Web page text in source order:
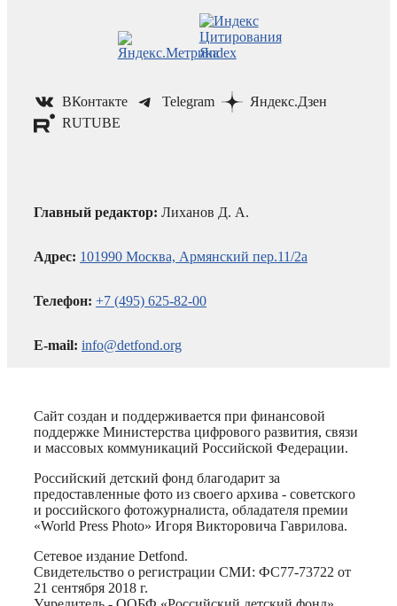
ВКонтакте Telegram
Яндекс.Дзен
RUTUBE
Главный редактор: Лиханов Д. А.
Адрес: 101990 Москва, Армянский пер.11/2а
Телефон: +7 (495) 625-82-00
E-mail: info@detfond.org
Сайт создан и поддерживается при финансовой
поддержке Министерства цифрового развития, связи
и массовых коммуникаций Российской Федерации.
Российский детский фонд благодарит за
предоставленные фото из своего архива - советского
и российского фотожурналиста, обладателя премии
«World Press Photo» Игоря Викторовича Гаврилова.
Сетевое издание Detfond.
Свидетельство о регистрации СМИ: ФС77-73722 от
21 сентября 2018 г.